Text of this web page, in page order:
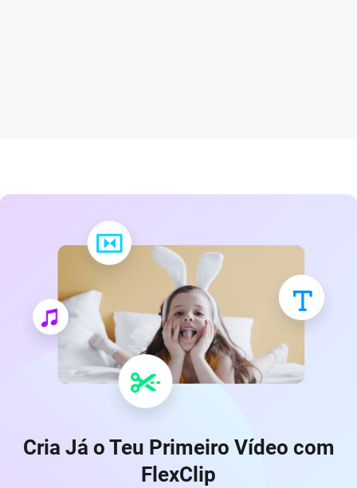
Cria Já o Teu Primeiro Vídeo com
FlexClip